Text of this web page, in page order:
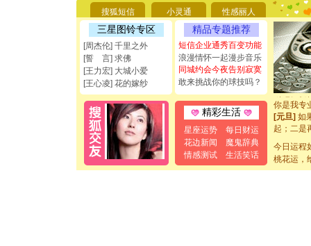
搜狐短信 小灵通 性感丽人
三星图铃专区
[周杰伦] 千里之外
[誓 言] 求佛
[王力宏] 大城小爱
[王心凌] 花的嫁纱
精品专题推荐
短信企业通秀百变功能
浪漫情怀一起漫步音乐
同城约会今夜告别寂寞
敢来挑战你的球技吗？
精彩生活
星座运势
每日财运
花边新闻
魔鬼辞典
情感测试
生活笑话
要平安！
[圣诞节]
能正大光
都要快乐
[圣诞节]
如意,快
[元旦]看
断电。爱
你是我专
[元旦]如
起；二是
离。水晶
[元旦]当
泣，这痛
卖了。水
今日运程
桃花运，